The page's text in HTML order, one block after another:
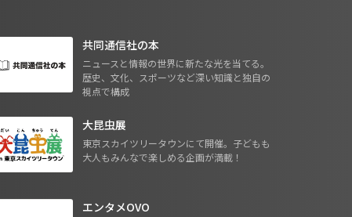
共同通信社の本
ニュースと情報の世界に新たな光を当てる。
歴史、文化、スポーツなど深い知識と独自の
視点で構成
大昆虫展
東京スカイツリータウンにて開催。子どもも
大人もみんなで楽しめる企画が満載！
エンタメOVO